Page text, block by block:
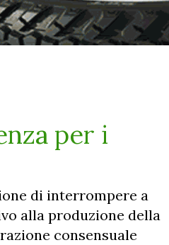
per i
di interrompere a
alla produzione della
consensuale